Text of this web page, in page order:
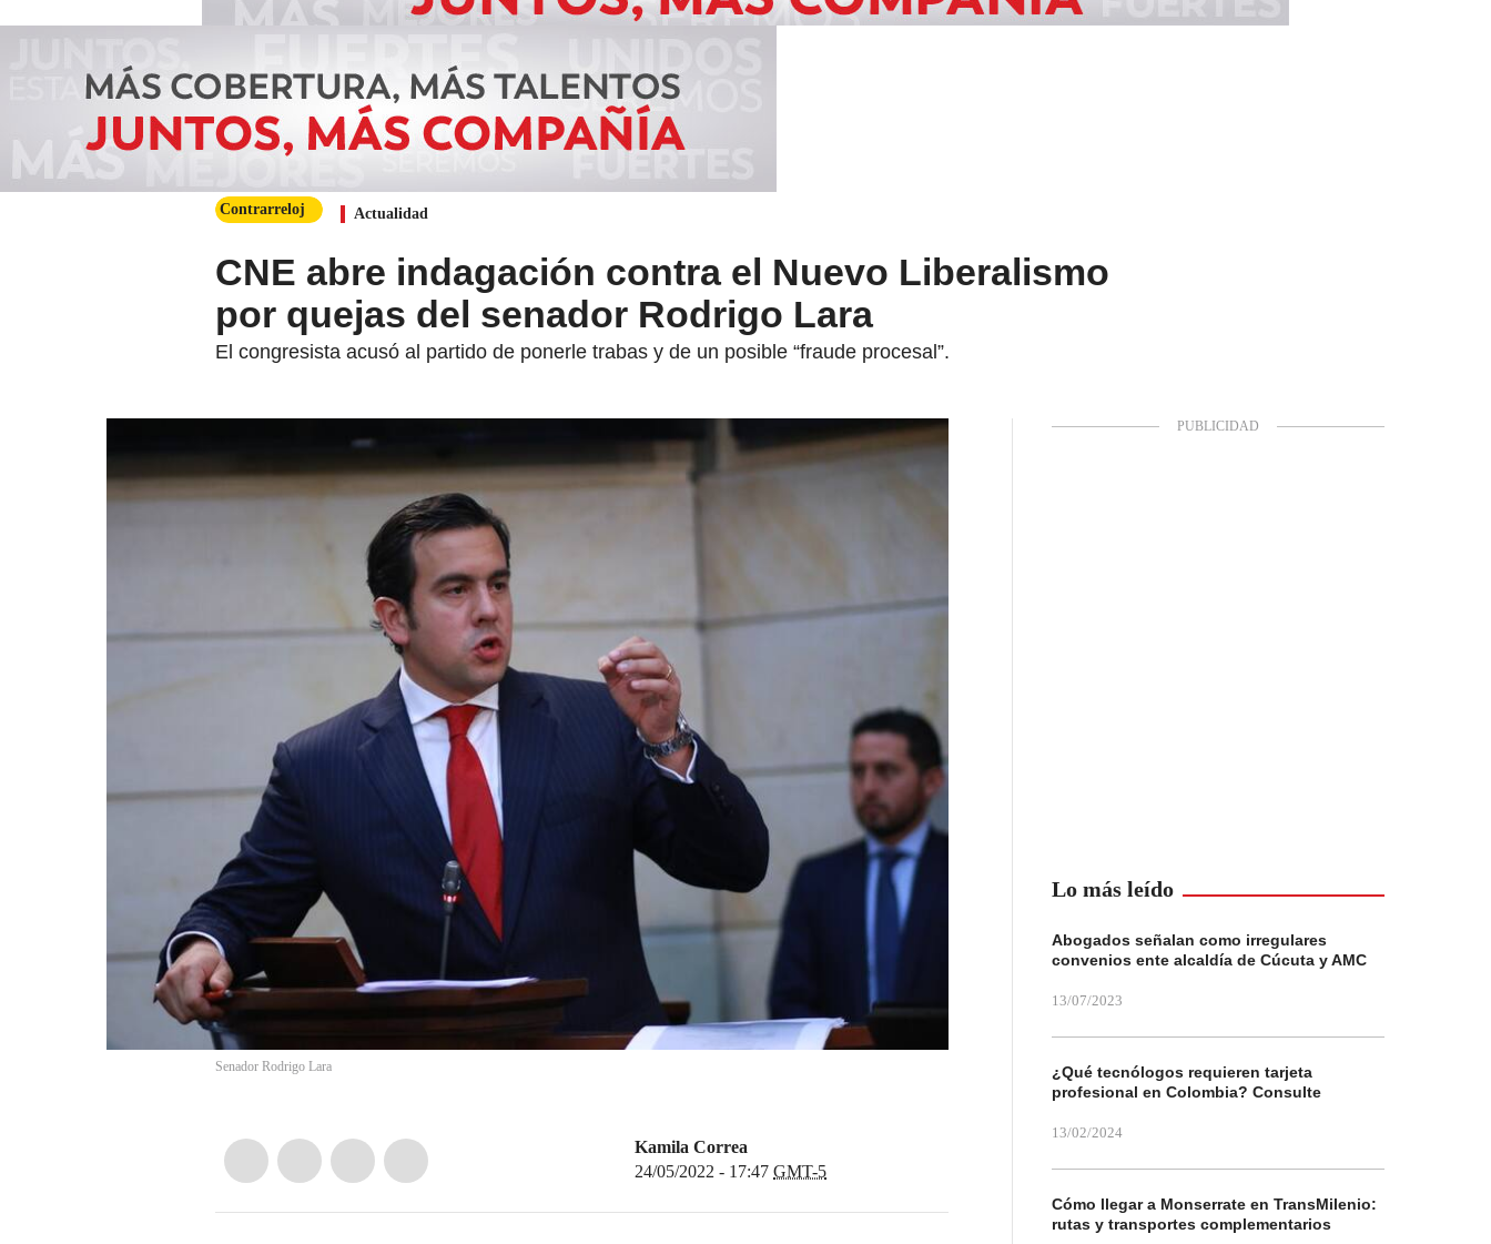
Contrarreloj Actualidad
CNE abre indagación contra el Nuevo Liberalismo
por quejas del senador Rodrigo Lara
El congresista acusó al partido de ponerle trabas y de un posible “fraude procesal”.
Senador Rodrigo Lara
Kamila Correa
24/05/2022 - 17:47 GMT-5
Lo más leído
Abogados señalan como irregulares
convenios ente alcaldía de Cúcuta y AMC
13/07/2023
¿Qué tecnólogos requieren tarjeta
profesional en Colombia? Consulte
13/02/2024
Cómo llegar a Monserrate en TransMilenio:
rutas y transportes complementarios